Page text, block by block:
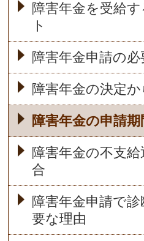
障害年金を受給
ト
障害年金申請の
障害年金の決定
障害年金の申請期
障害年金の不支
合
障害年金申請で
要な理由